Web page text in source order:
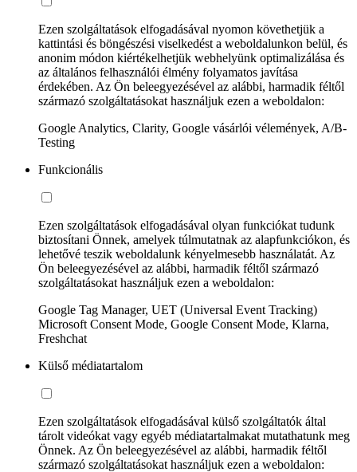
Ezen szolgáltatások elfogadásával nyomon követhetjük a
kattintási és böngészési viselkedést a weboldalunkon belül, és
anonim módon kiértékelhetjük webhelyünk optimalizálása és
az általános felhasználói élmény folyamatos javítása
érdekében. Az Ön beleegyezésével az alábbi, harmadik féltől
származó szolgáltatásokat használjuk ezen a weboldalon:
Google Analytics, Clarity, Google vásárlói vélemények, A/B-
Testing
Funkcionális
Ezen szolgáltatások elfogadásával olyan funkciókat tudunk
biztosítani Önnek, amelyek túlmutatnak az alapfunkciókon, és
lehetővé teszik weboldalunk kényelmesebb használatát. Az
Ön beleegyezésével az alábbi, harmadik féltől származó
szolgáltatásokat használjuk ezen a weboldalon:
Google Tag Manager, UET (Universal Event Tracking)
Microsoft Consent Mode, Google Consent Mode, Klarna,
Freshchat
Külső médiatartalom
Ezen szolgáltatások elfogadásával külső szolgáltatók által
tárolt videókat vagy egyéb médiatartalmakat mutathatunk meg
Önnek. Az Ön beleegyezésével az alábbi, harmadik féltől
származó szolgáltatásokat használjuk ezen a weboldalon: